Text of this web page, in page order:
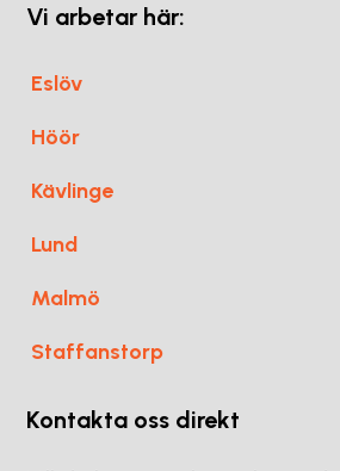
Vi arbetar här:
Eslöv
Höör
Kävlinge
Lund
Malmö
Staffanstorp
Kontakta oss direkt